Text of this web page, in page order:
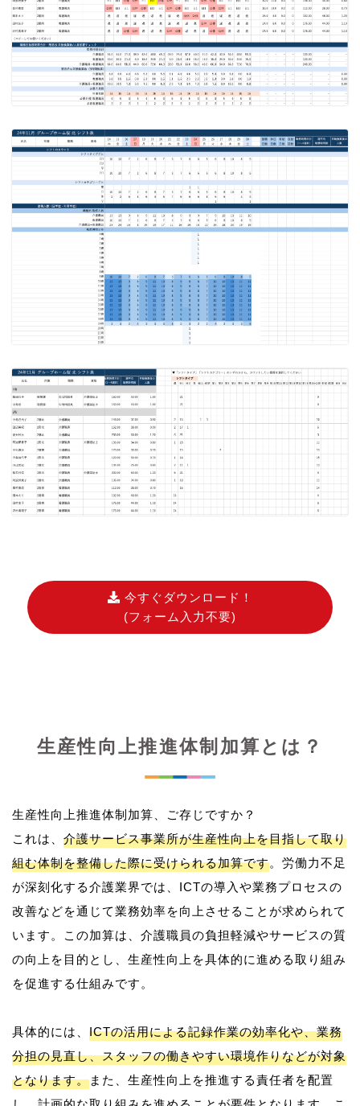
今すぐダウンロード！
(フォーム入力不要)
生産性向上推進体制加算とは？
生産性向上推進体制加算、ご存じですか？
これは、 介護サービス事業所が生産性向上を目指して取り
組む体制を整備した際に受けられる加算です。労働力不足
が深刻化する介護業界では、ICTの導入や業務プロセスの
改善などを通じて業務効率を向上させることが求められて
います。この加算は、介護職員の負担軽減やサービスの質
の向上を目的とし、生産性向上を具体的に進める取り組み
を促進する仕組みです。
具体的には、 ICTの活用による記録作業の効率化や、業務
分担の見直し、スタッフの働きやすい環境作りなどが対象
となります。また、生産性向上を推進する責任者を配置